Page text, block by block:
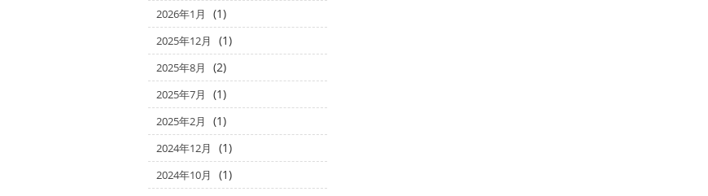
2026年1月 (1)
2025年12月 (1)
2025年8月 (2)
2025年7月 (1)
2025年2月 (1)
2024年12月 (1)
2024年10月 (1)